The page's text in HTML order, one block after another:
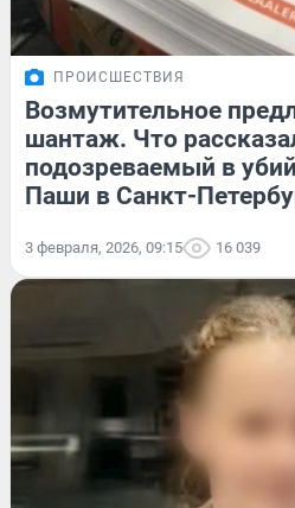
ПРОИСШЕСТВИЯ
Возмутительное
шантаж. Что
подозреваемый в
Паши в Санкт-
3 февраля, 2026, 09:15 16 039